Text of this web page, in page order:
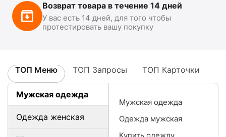
Возврат товара в течение 14 дней
У вас есть 14 дней, для того чтобы
протестировать вашу покупку
ТОП Меню ТОП Запросы ТОП Карточки
Мужская одежда
Одежда женская
Мужская одежда
Одежда мужская